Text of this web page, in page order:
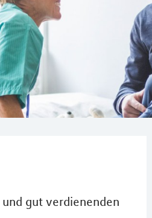
gut verdienenden